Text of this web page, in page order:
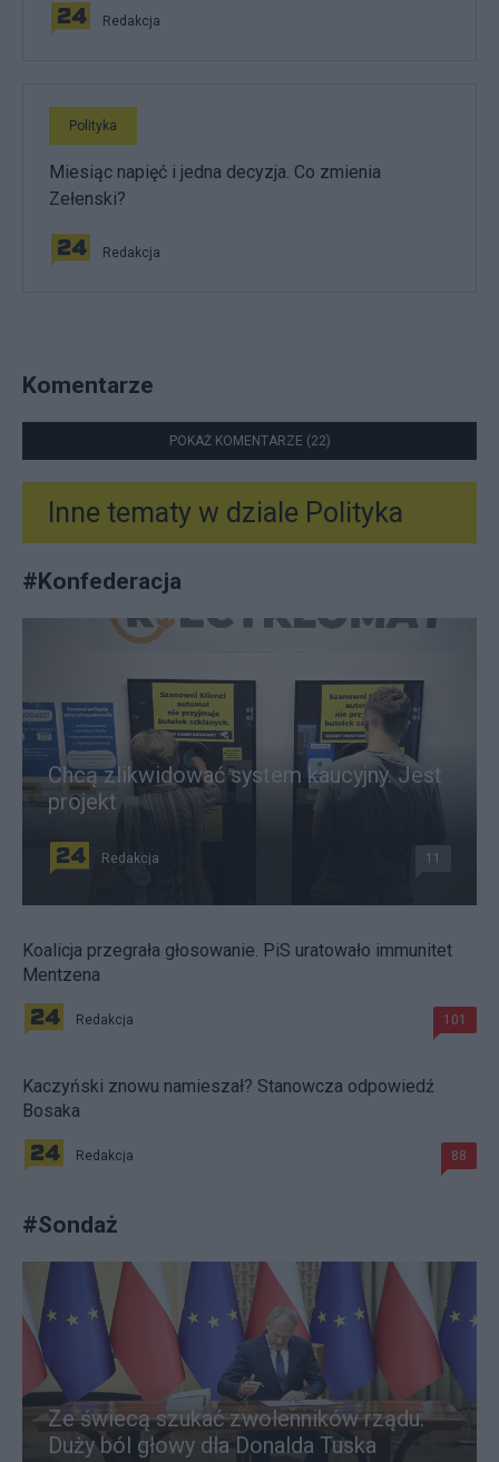
Redakcja
Polityka
Miesiąc napięć i jedna decyzja. Co zmienia
Zełenski?
Redakcja
Komentarze
POKAŻ KOMENTARZE (22)
Inne tematy w dziale Polityka
#Konfederacja
Chcą zlikwidować system kaucyjny. Jest
projekt
Redakcja 11
Koalicja przegrała głosowanie. PiS uratowało immunitet
Mentzena
Redakcja 101
Kaczyński znowu namieszał? Stanowcza odpowiedź
Bosaka
Redakcja 88
#Sondaż
Ze świecą szukać zwolenników rządu.
Duży ból głowy dla Donalda Tuska